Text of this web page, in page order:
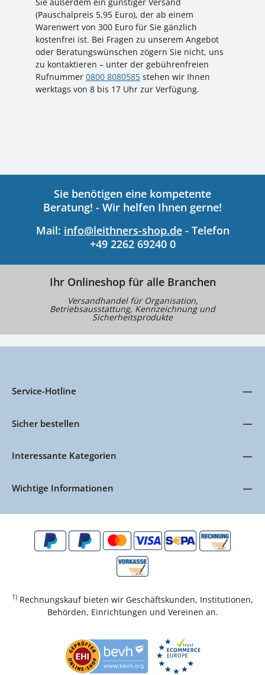
(Pauschalpreis 5,95 Euro), der ab einem
Warenwert von 300 Euro für Sie gänzlich
kostenfrei ist. Bei Fragen zu unserem Angebot
oder Beratungswünschen zögern Sie nicht, uns
zu kontaktieren – unter der gebührenfreien
Rufnummer 0800 8080585 stehen wir Ihnen
werktags von 8 bis 17 Uhr zur Verfügung.
Sie benötigen eine kompetente
Beratung! - Wir helfen Ihnen gerne!
Mail: info@leithners-shop.de- Telefon
+49 2262 69240 0
Ihr Onlineshop für alle Branchen
Versandhandel für Organisation,
Betriebsausstattung, Kennzeichnung und
Sicherheitsprodukte
Service-Hotline
Sicher bestellen
Interessante Kategorien
Wichtige Informationen
1) Rechnungskauf bieten wir Geschäftskunden, Institutionen,
Behörden, Einrichtungen und Vereinen an.